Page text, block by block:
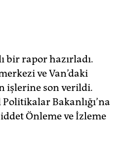
bir rapor hazırladı.
ve Van’daki
işlerine son verildi.
Bakanlığı’na
Önleme ve İzleme